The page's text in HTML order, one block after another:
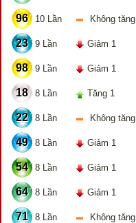
96 10 Lần Không tăng
23 9 Lần Giảm 1
98 9 Lần Giảm 1
18 8 Lần Tăng 1
22 8 Lần Không tăng
49 8 Lần Giảm 1
54 8 Lần Giảm 1
64 8 Lần Giảm 1
71 8 Lần Không tăng